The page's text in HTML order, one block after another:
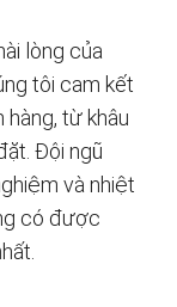
lòng của
tôi cam kết
từ khâu
Đội ngũ
và nhiệt
có được